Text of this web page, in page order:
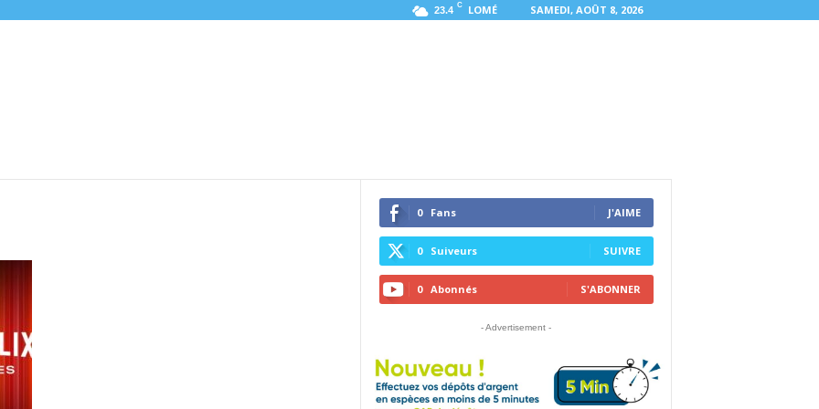
23.4 C LOMÉ SAMEDI, AOÛT 8, 2026
0 Fans J'AIME
0 Suiveurs SUIVRE
0 Abonnés S'ABONNER
- Advertisement -